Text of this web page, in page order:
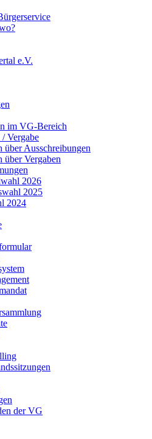
e.V.
im VG-Bereich
Vergabe
über Ausschreibungen
über Vergaben
2026
2025
2024
der VG